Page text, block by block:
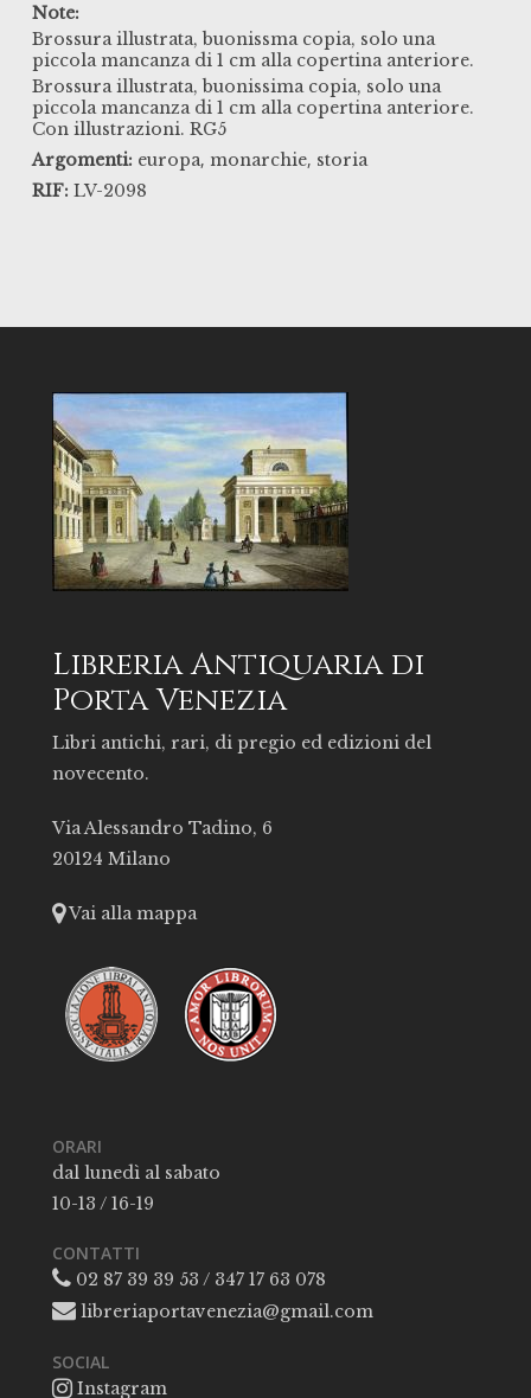
Note:
Brossura illustrata, buonissma copia, solo una
piccola mancanza di 1 cm alla copertina anteriore.
Brossura illustrata, buonissima copia, solo una
piccola mancanza di 1 cm alla copertina anteriore.
Con illustrazioni. RG5
Argomenti: europa, monarchie, storia
RIF: LV-2098
Libreria Antiquaria di
Porta Venezia
Libri antichi, rari, di pregio ed edizioni del
novecento.
Via Alessandro Tadino, 6
20124 Milano
Vai alla mappa
ORARI
dal lunedì al sabato
10-13 / 16-19
CONTATTI
02 87 39 39 53 / 347 17 63 078
libreriaportavenezia@gmail.com
SOCIAL
Instagram